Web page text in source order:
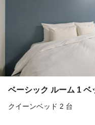
ベーシック ルーム 1 ベ
クイーンベッド 2 台